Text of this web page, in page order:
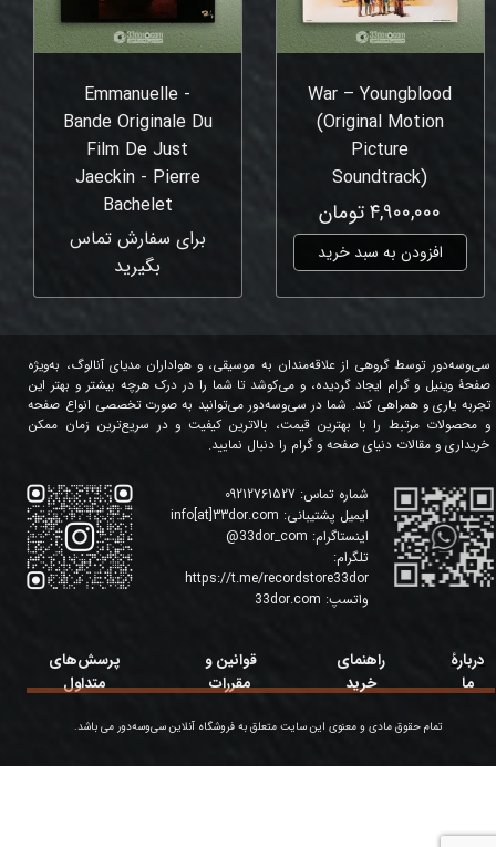
War – Youngblood
(Original Motion
Picture
Soundtrack)
۴,۹۰۰,۰۰۰ تومان
افزودن به سبد خرید
Emmanuelle -
Bande Originale Du
Film De Just
Jaeckin - Pierre
Bachelet
برای سفارش تماس
بگیرید
شماره تماس:
ایمیل پشتیبانی: info[at]33dor.com
اینستاگرام: 33dor_com
@
تلگرام:
https://t.me/recordstore33dor
واتسپ: 33dor.com
سی‌وسه‌دور توسط گروهی از علاقه‌مندان به موسیقی، و هواداران مدیای آنالوگ، به‌ویژه
صفحۀ وینیل و گرام ایجاد گردیده، و می‌کوشد تا شما را در درک هرچه بیشتر و بهتر این
تجربه یاری و همراهی کند. شما در سی‌وسه‌دور می‌توانید به صورت تخصصی انواع صفحه
و محصولات مرتبط را با بهترین قیمت، بالاترین کیفیت و در سریع‌ترین زمان ممکن
خریداری و مقالات دنیای صفحه و گرام را دنبال نمایید.
تمام حقوق مادی و معنوی این سایت متعلق به فروشگاه آنلاین سی‌وسه‌دور می باشد.
دربارۀ
ما
قوانین و
مقررات
پرسش‌های
متداول
راهنمای
خرید